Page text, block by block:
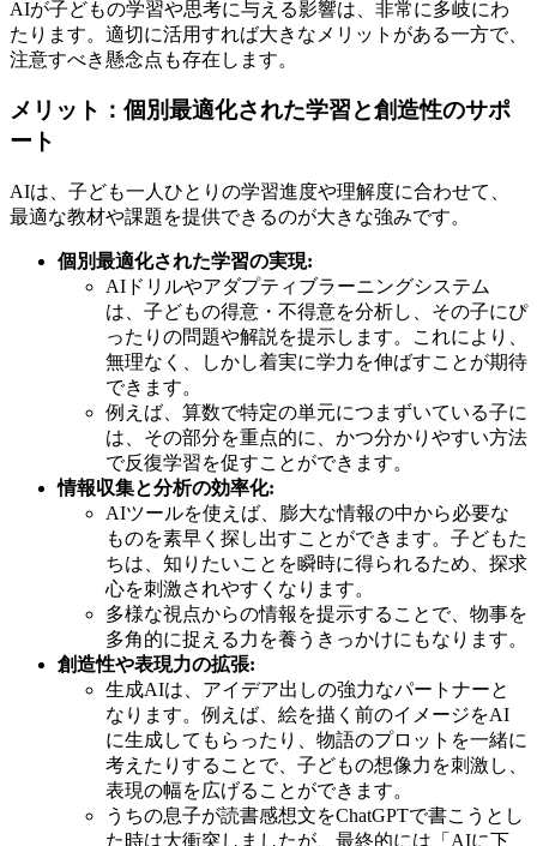
AIが子どもの学習や思考に与える影響は、非常に多岐にわ
たります。適切に活用すれば大きなメリットがある一方で、
注意すべき懸念点も存在します。
メリット：個別最適化された学習と創造性のサポ
ート
AIは、子ども一人ひとりの学習進度や理解度に合わせて、
最適な教材や課題を提供できるのが大きな強みです。
個別最適化された学習の実現:
AIドリルやアダプティブラーニングシステム
は、子どもの得意・不得意を分析し、その子にぴ
ったりの問題や解説を提示します。これにより、
無理なく、しかし着実に学力を伸ばすことが期待
できます。
例えば、算数で特定の単元につまずいている子に
は、その部分を重点的に、かつ分かりやすい方法
で反復学習を促すことができます。
情報収集と分析の効率化:
AIツールを使えば、膨大な情報の中から必要な
ものを素早く探し出すことができます。子どもた
ちは、知りたいことを瞬時に得られるため、探求
心を刺激されやすくなります。
多様な視点からの情報を提示することで、物事を
多角的に捉える力を養うきっかけにもなります。
創造性や表現力の拡張:
生成AIは、アイデア出しの強力なパートナーと
なります。例えば、絵を描く前のイメージをAI
に生成してもらったり、物語のプロットを一緒に
考えたりすることで、子どもの想像力を刺激し、
表現の幅を広げることができます。
うちの息子が読書感想文をChatGPTで書こうとし
た時は大衝突しましたが、最終的には「AIに下